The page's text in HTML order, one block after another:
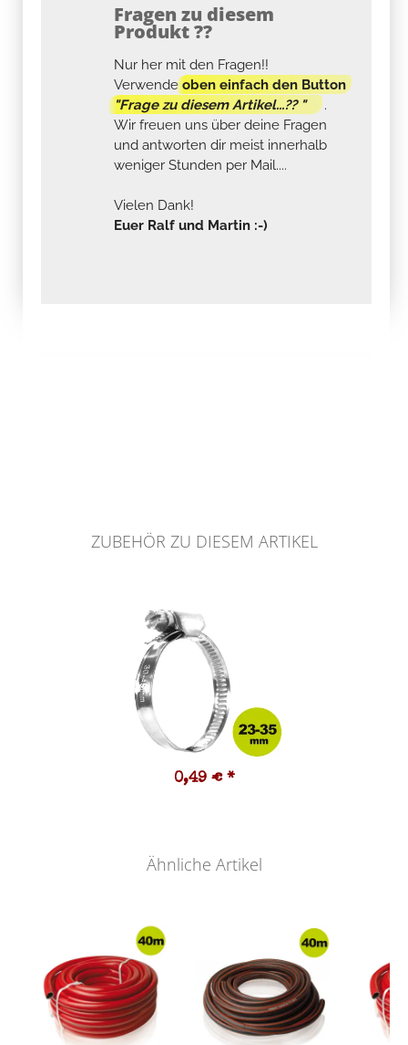
Fragen zu diesem
Produkt ??
Nur her mit den Fragen!!
Verwendeoben einfach den Button
"Frage zu diesem Artikel...?? "
.
Wir freuen uns über deine Fragen
und antworten dir meist innerhalb
weniger Stunden per Mail....
Vielen Dank!
Euer Ralf und Martin :-)
ZUBEHÖR ZU DIESEM ARTIKEL
0,49 € *
Ähnliche Artikel